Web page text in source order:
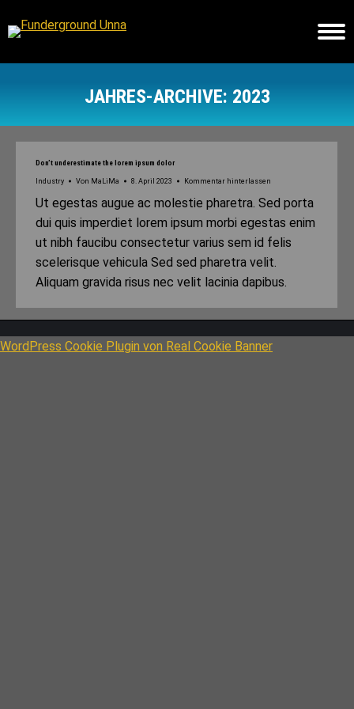
JAHRES-ARCHIVE: 2023
Don’t underestimate the lorem ipsum dolor
Industry Von MaLiMa 8. April 2023 Kommentar hinterlassen
Ut egestas augue ac molestie pharetra. Sed porta
dui quis imperdiet lorem ipsum morbi egestas enim
ut nibh faucibu consectetur varius sem id felis
scelerisque vehicula Sed sed pharetra velit.
Aliquam gravida risus nec velit lacinia dapibus.
WordPress Cookie Plugin von Real Cookie Banner